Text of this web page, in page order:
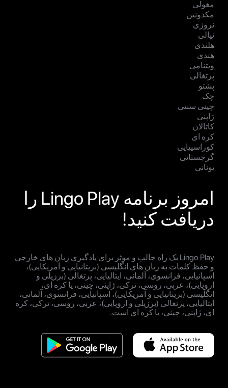
مغولی
مکدونین
نروژی
نپالی
هلندی
هندی
ویتنامی
پرتغالی
پشتو
چک
چینی سنتی
ژاپنی
کاتالان
کره ای
کوراسییایی
گرجستانی
یونانی
امروز برنامه Lingo Play را
دریافت کنید!
Lingo Play یک راه جالب و موثر برای یادگیری زبان های خارجی
و حفظ کلمات به زبان های انگلیسی (بریتانیایی و آمریکایی)،
اسپانیایی، فرانسوی، آلمانی، ایتالیایی، پرتغالی (برزیلی و
اروپایی)، عربی، روسی، ترکی، ژاپنی، چینی، یا کره ای،
انگلیسی (بریتانیایی و آمریکایی)، اسپانیایی، فرانسوی، آلمانی،
ایتالیایی، پرتغالی (برزیلی و اروپایی)، عربی، روسی، ترکی، کره
ای، ژاپنی، چینی، یا کره ای است.